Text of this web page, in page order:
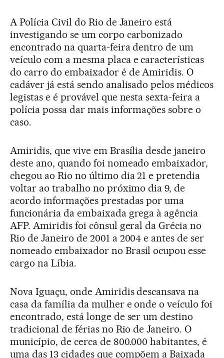
A Polícia Civil do Rio de Janeiro está
investigando se um corpo carbonizado
encontrado na quarta-feira dentro de um
veículo com a mesma placa e características
do carro do embaixador é de Amiridis. O
cadáver já está sendo analisado pelos médicos
legistas e é provável que nesta sexta-feira a
polícia possa dar mais informações sobre o
caso.
Amiridis, que vive em Brasília desde janeiro
deste ano, quando foi nomeado embaixador,
chegou ao Rio no último dia 21 e pretendia
voltar ao trabalho no próximo dia 9, de
acordo informações prestadas por uma
funcionária da embaixada grega à agência
AFP. Amiridis foi cônsul geral da Grécia no
Rio de Janeiro de 2001 a 2004 e antes de ser
nomeado embaixador no Brasil ocupou esse
cargo na Líbia.
Nova Iguaçu, onde Amiridis descansava na
casa da família da mulher e onde o veículo foi
encontrado, está longe de ser um destino
tradicional de férias no Rio de Janeiro. O
município, de cerca de 800.000 habitantes, é
uma das 13 cidades que compõem a Baixada